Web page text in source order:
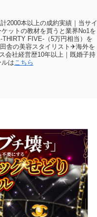
2000本以上の成約実績｜当サ
ットの教材を買うと業界No1を
THIRTY FIVE-（5万円相当）を
舎の美容スタイリスト✈海外を
会社経営歴10年以上｜既婚子持
はこちら